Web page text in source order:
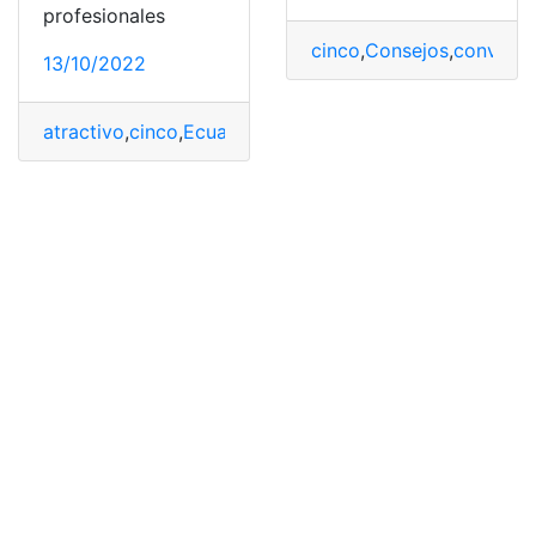
profesionales
13/10/2022
atractivo,cinco,Ecuador
cinco,Consejos,